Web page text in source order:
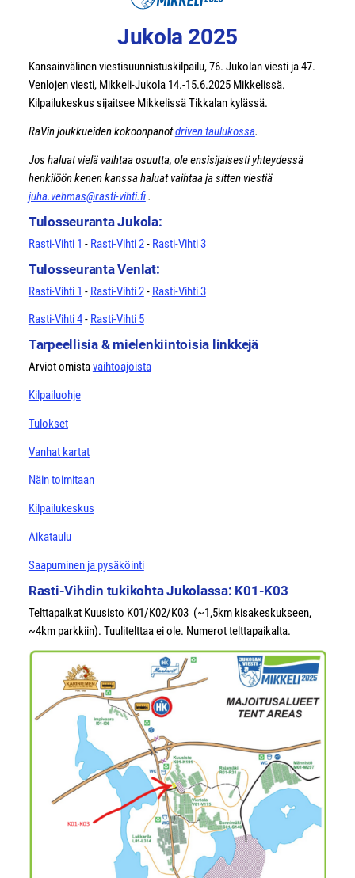
Jukola 2025
Kansainvälinen viestisuunnistuskilpailu, 76. Jukolan viesti ja 47.
Venlojen viesti, Mikkeli-Jukola 14.-15.6.2025 Mikkelissä.
Kilpailukeskus sijaitsee Mikkelissä Tikkalan kylässä.
RaVin joukkueiden kokoonpanotdriven taulukossa.
Jos haluat vielä vaihtaa osuutta, ole ensisijaisesti yhteydessä
henkilöön kenen kanssa haluat vaihtaa ja sitten viestiä
juha.vehmas@rasti-vihti.fi.
Tulosseuranta Jukola:
Rasti-Vihti 1 - Rasti-Vihti 2- Rasti-Vihti 3
Tulosseuranta Venlat:
Rasti-Vihti 1 - Rasti-Vihti 2- Rasti-Vihti 3
Rasti-Vihti 4- Rasti-Vihti 5
Tarpeellisia & mielenkiintoisia linkkejä
Arviot omistavaihtoajoista
Kilpailuohje
Tulokset
Vanhat kartat
Näin toimitaan
Kilpailukeskus
Aikataulu
Saapuminen ja pysäköinti
Rasti-Vihdin tukikohta Jukolassa: K01-K03
Telttapaikat Kuusisto K01/K02/K03 (~1,5km kisakeskukseen,
~4km parkkiin). Tuulitelttaa ei ole. Numerot telttapaikalta.